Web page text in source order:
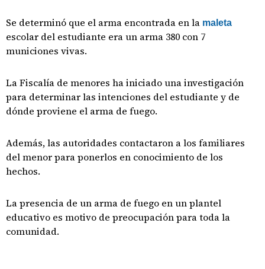
Se determinó que el arma encontrada en la maleta
escolar del estudiante era un arma 380 con 7
municiones vivas.
La Fiscalía de menores ha iniciado una investigación
para determinar las intenciones del estudiante y de
dónde proviene el arma de fuego.
Además, las autoridades contactaron a los familiares
del menor para ponerlos en conocimiento de los
hechos.
La presencia de un arma de fuego en un plantel
educativo es motivo de preocupación para toda la
comunidad.